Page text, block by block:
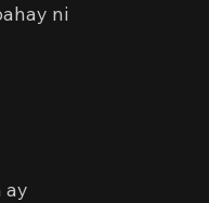
ni
ay